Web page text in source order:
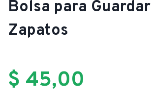
Bolsa para Guardar
Zapatos
$ 45,00